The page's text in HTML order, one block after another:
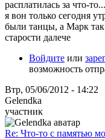
расплатилась за что-то...
я вон только сегодня
были танцы, а Марк
старости далече
Войдите или
возможность
Втр, 05/06/2012 - 14:22
Gelendka
участник
Re: Что-то с памятью